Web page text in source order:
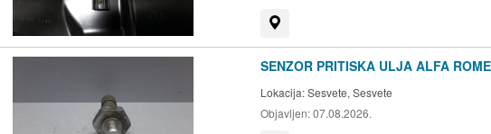
SENZOR PRITISKA ULJA ALFA
Lokacija:Sesvete, Sesvete
Objavljen:07.08.2026.